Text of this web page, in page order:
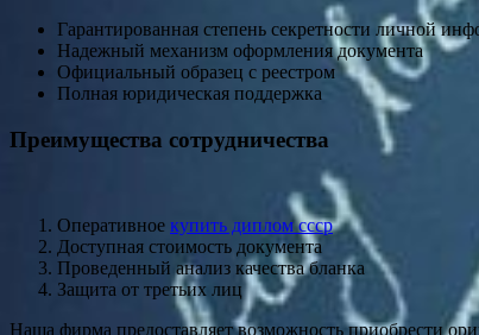
Гарантированная степень секретности личной
Надежный механизм оформления документа
Официальный образец с реестром
Полная юридическая поддержка
Преимущества сотрудничества
Оперативное купить диплом ссср
Доступная стоимость документа
Проведенный анализ качества бланка
Защита от третьих лиц
Наша фирма предоставляет возможность приобрести